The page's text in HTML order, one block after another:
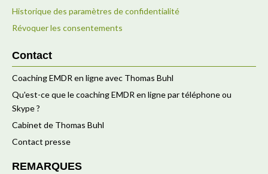
Historique des paramètres de confidentialité
Révoquer les consentements
Contact
Coaching EMDR en ligne avec Thomas Buhl
Qu'est-ce que le coaching EMDR en ligne par téléphone ou
Skype ?
Cabinet de Thomas Buhl
Contact presse
REMARQUES